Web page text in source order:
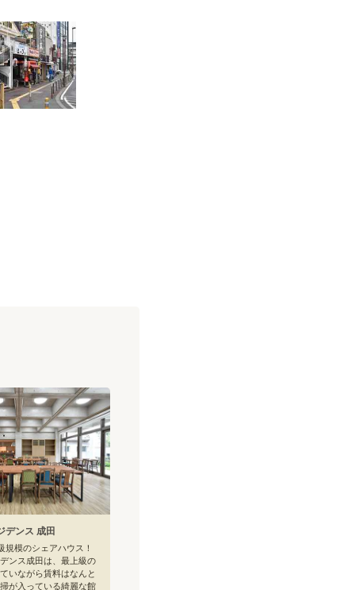
デンス 成田
規模のシェアハウス！
ンス成田は、最上級の
いながら賃料はなんと
が入っている綺麗な館